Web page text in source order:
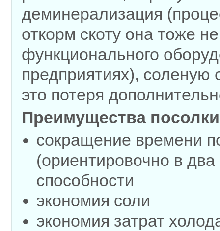
деминерализация
откорм скоту она тоже
функционального
предприятиях), соленую
это потеря
Преимущества
сокращение времени
(ориентировочно в
способности
экономия соли
экономия затрат